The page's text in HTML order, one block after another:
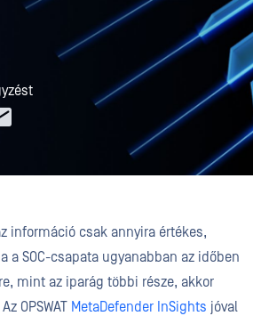
információ csak annyira értékes,
a SOC-csapata ugyanabban az időben
mint az iparág többi része, akkor
OPSWAT MetaDefender InSights jóval